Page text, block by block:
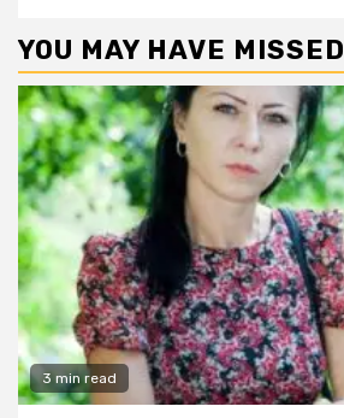
YOU MAY HAVE MISSED
3 min read